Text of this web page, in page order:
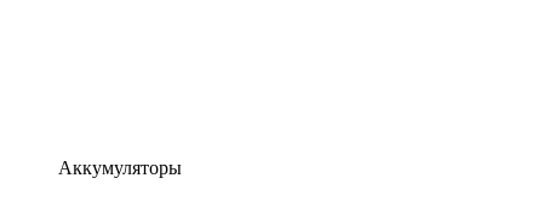
Аккумуляторы